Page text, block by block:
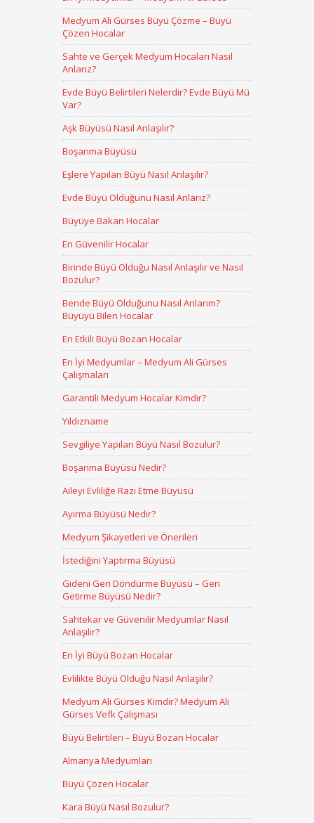
Medyum Ali Gürses Büyü Çözme – Büyü
Çözen Hocalar
Sahte ve Gerçek Medyum Hocaları Nasıl
Anlarız?
Evde Büyü Belirtileri Nelerdir? Evde Büyü Mü
Var?
Aşk Büyüsü Nasıl Anlaşılır?
Boşanma Büyüsü
Eşlere Yapılan Büyü Nasıl Anlaşılır?
Evde Büyü Olduğunu Nasıl Anlarız?
Büyüye Bakan Hocalar
En Güvenilir Hocalar
Birinde Büyü Olduğu Nasıl Anlaşılır ve Nasıl
Bozulur?
Bende Büyü Olduğunu Nasıl Anlarım?
Büyüyü Bilen Hocalar
En Etkili Büyü Bozan Hocalar
En İyi Medyumlar – Medyum Ali Gürses
Çalışmaları
Garantili Medyum Hocalar Kimdir?
Yıldızname
Sevgiliye Yapılan Büyü Nasıl Bozulur?
Boşanma Büyüsü Nedir?
Aileyi Evliliğe Razı Etme Büyüsü
Ayırma Büyüsü Nedir?
Medyum Şikayetleri ve Önerileri
İstediğini Yaptırma Büyüsü
Gideni Geri Döndürme Büyüsü – Geri
Getirme Büyüsü Nedir?
Sahtekar ve Güvenilir Medyumlar Nasıl
Anlaşılır?
En İyi Büyü Bozan Hocalar
Evlilikte Büyü Olduğu Nasıl Anlaşılır?
Medyum Ali Gürses Kimdir? Medyum Ali
Gürses Vefk Çalışması
Büyü Belirtileri – Büyü Bozan Hocalar
Almanya Medyumları
Büyü Çözen Hocalar
Kara Büyü Nasıl Bozulur?